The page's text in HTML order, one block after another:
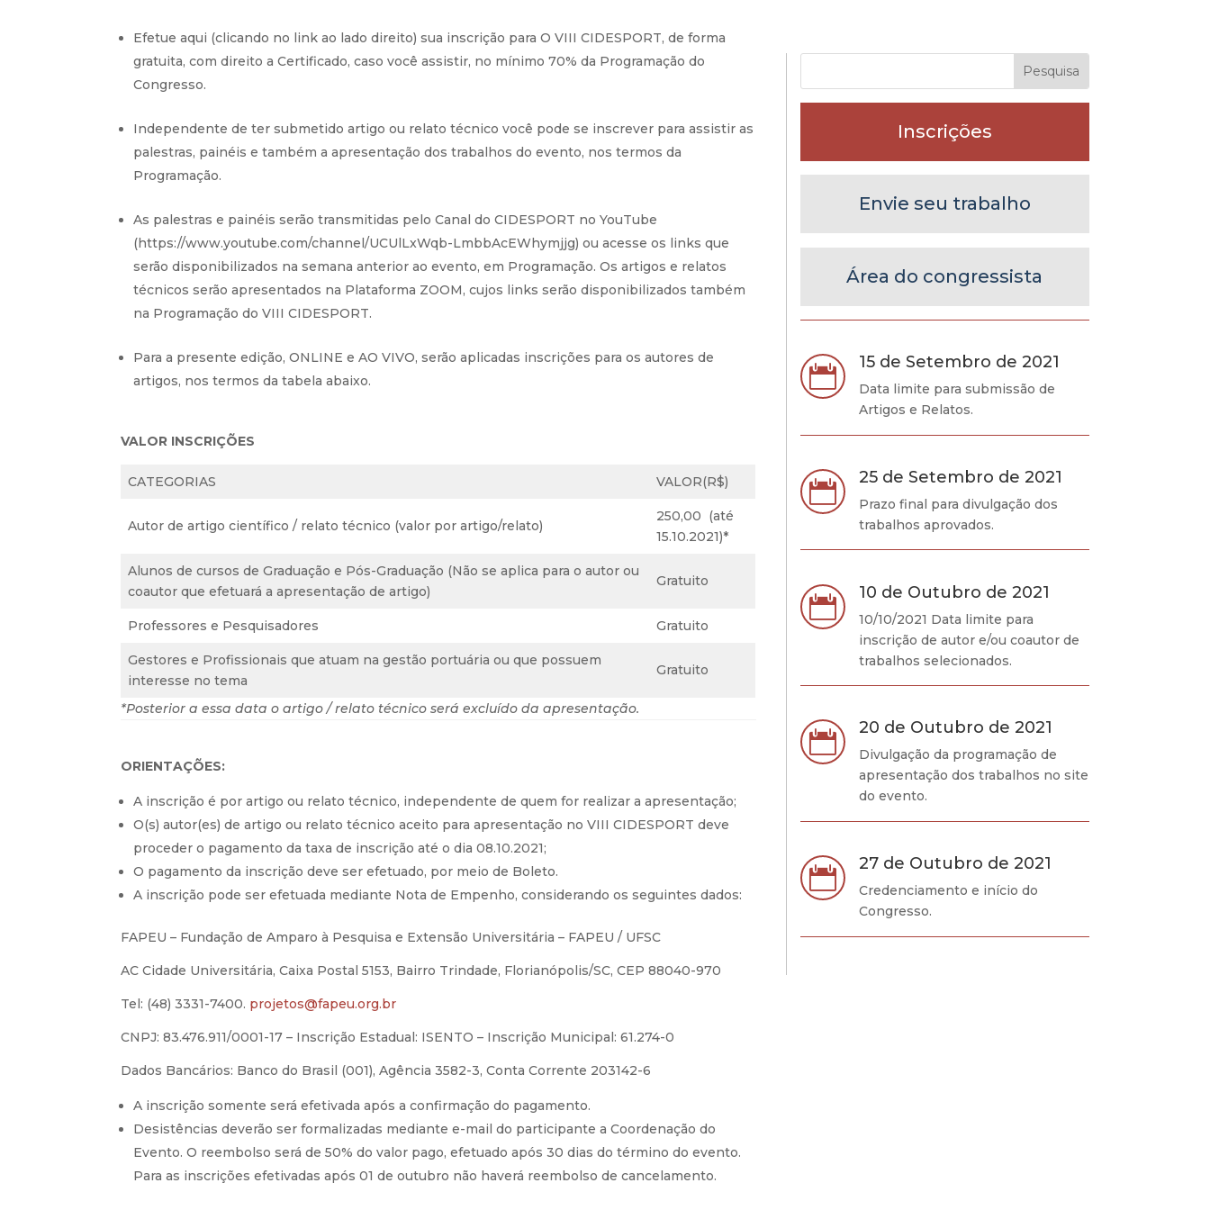
Efetue aqui (clicando no link ao lado direito) sua inscrição para O VIII CIDESPORT, de forma
gratuita, com direito a Certificado, caso você assistir, no mínimo 70% da Programação do
Congresso.
Independente de ter submetido artigo ou relato técnico você pode se inscrever para assistir as
palestras, painéis e também a apresentação dos trabalhos do evento, nos termos da
Programação.
As palestras e painéis serão transmitidas pelo Canal do CIDESPORT no YouTube
(https://www.youtube.com/channel/UCUlLxWqb-LmbbAcEWhymjjg) ou acesse os links que
serão disponibilizados na semana anterior ao evento, em Programação. Os artigos e relatos
técnicos serão apresentados na Plataforma ZOOM, cujos links serão disponibilizados também
na Programação do VIII CIDESPORT.
Para a presente edição, ONLINE e AO VIVO, serão aplicadas inscrições para os autores de
artigos, nos termos da tabela abaixo.
VALOR INSCRIÇÕES
CATEGORIAS VALOR(R$)
Autor de artigo científico / relato técnico (valor por artigo/relato)
250,00 (até
15.10.2021)*
Alunos de cursos de Graduação e Pós-Graduação (Não se aplica para o autor ou
coautor que efetuará a apresentação de artigo)
Gratuito
Professores e Pesquisadores Gratuito
Gestores e Profissionais que atuam na gestão portuária ou que possuem
interesse no tema
Gratuito
*Posterior a essa data o artigo / relato técnico será excluído da apresentação.
ORIENTAÇÕES:
A inscrição é por artigo ou relato técnico, independente de quem for realizar a apresentação;
O(s) autor(es) de artigo ou relato técnico aceito para apresentação no VIII CIDESPORT deve
proceder o pagamento da taxa de inscrição até o dia 08.10.2021;
O pagamento da inscrição deve ser efetuado, por meio de Boleto.
A inscrição pode ser efetuada mediante Nota de Empenho, considerando os seguintes dados:
FAPEU – Fundação de Amparo à Pesquisa e Extensão Universitária – FAPEU / UFSC
AC Cidade Universitária, Caixa Postal 5153, Bairro Trindade, Florianópolis/SC, CEP 88040-970
Tel: (48) 3331-7400. projetos@fapeu.org.br
CNPJ: 83.476.911/0001-17 – Inscrição Estadual: ISENTO – Inscrição Municipal: 61.274-0
Dados Bancários: Banco do Brasil (001), Agência 3582-3, Conta Corrente 203142-6
A inscrição somente será efetivada após a confirmação do pagamento.
Desistências deverão ser formalizadas mediante e-mail do participante a Coordenação do
Evento. O reembolso será de 50% do valor pago, efetuado após 30 dias do término do evento.
Para as inscrições efetivadas após 01 de outubro não haverá reembolso de cancelamento.
Inscrições
Envie seu trabalho
Área do congressista

15 de Setembro de 2021
Data limite para submissão de
Artigos e Relatos.

25 de Setembro de 2021
Prazo final para divulgação dos
trabalhos aprovados.

10 de Outubro de 2021
10/10/2021 Data limite para
inscrição de autor e/ou coautor de
trabalhos selecionados.

20 de Outubro de 2021
Divulgação da programação de
apresentação dos trabalhos no site
do evento.

27 de Outubro de 2021
Credenciamento e início do
Congresso.